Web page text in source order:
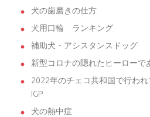
犬の歯磨きの仕方
犬用口輪 ランキング
補助犬・アシスタンスドッグ
新型コロナの隠れたヒーローで
2022年のチェコ共和国で行わ
IGP
犬の熱中症